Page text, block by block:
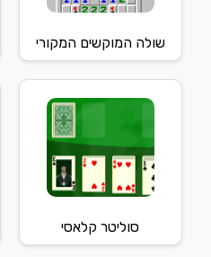
שולה המוקשים המקורי
סוליטר קלאסי